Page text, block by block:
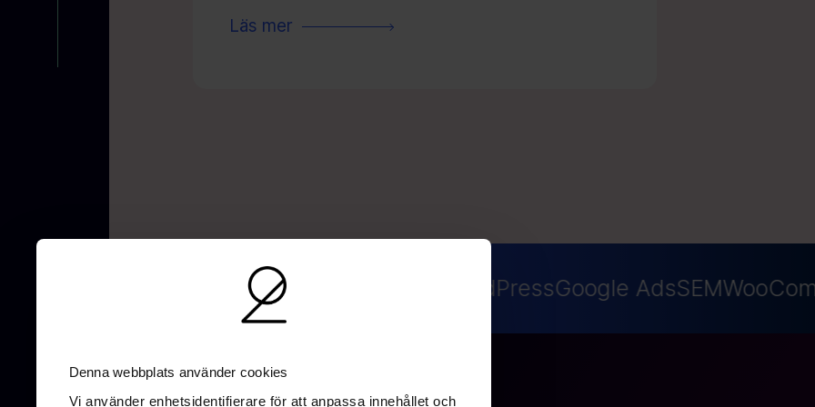
Denna webbplats använder cookies
Vi använder enhetsidentifierare för att anpassa innehållet och
Läs mer
UX/UI-Design WordPressGoogle AdsSEM